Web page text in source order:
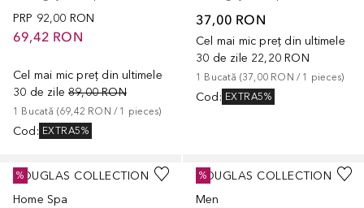
PRP 92,00 RON
69,42 RON
Cel mai mic preț din ultimele
30 de zile 89,00 RON
1 Bucată (69,42 RON / 1 pieces)
Cod : EXTRA5%
37,00 RON
Cel mai mic preț din ultimele
30 de zile 22,20 RON
1 Bucată (37,00 RON / 1 pieces)
Cod : EXTRA5%
DOUGLAS COLLECTION
Home Spa
%
DOUGLAS COLLECTION
Men
%